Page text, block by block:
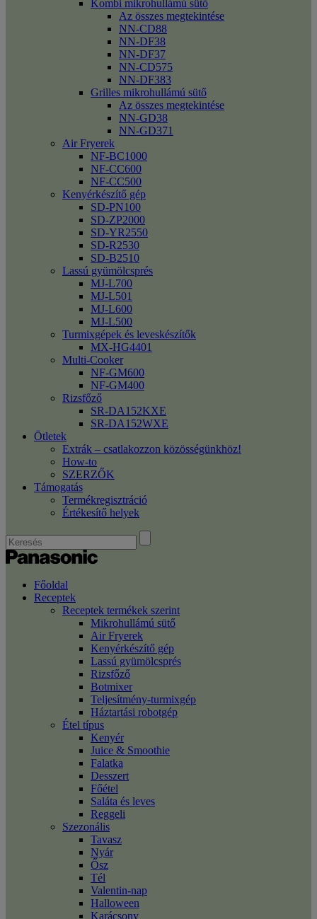
Kombi mikrohullámú sütő
Az összes megtekintése
NN-CD88
NN-DF38
NN-DF37
NN-CD575
NN-DF383
Grilles mikrohullámú sütő
Az összes megtekintése
NN-GD38
NN-GD371
Air Fryerek
NF-BC1000
NF-CC600
NF-CC500
Kenyérkészítő gép
SD-PN100
SD-ZP2000
SD-YR2550
SD-R2530
SD-B2510
Lassú gyümölcsprés
MJ-L700
MJ-L501
MJ-L600
MJ-L500
Turmixgépek és leveskészítők
MX-HG4401
Multi-Cooker
NF-GM600
NF-GM400
Rizsfőző
SR-DA152KXE
SR-DA152WXE
Ötletek
Extrák – csatlakozzon közösségünkhöz!
How-to
SZERZŐK
Támogatás
Termékregisztráció
Értékesítő helyek
Főoldal
Receptek
Receptek termékek szerint
Mikrohullámú sütő
Air Fryerek
Kenyérkészítő gép
Lassú gyümölcsprés
Rizsfőző
Botmixer
Teljesítmény-turmixgép
Háztartási robotgép
Étel típus
Kenyér
Juice & Smoothie
Falatka
Desszert
Főétel
Saláta és leves
Reggeli
Szezonális
Tavasz
Nyár
Ősz
Tél
Valentin-nap
Halloween
Karácsony